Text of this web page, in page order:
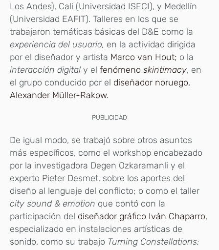
Los Andes), Cali (Universidad ISECI), y Medellín
(Universidad EAFIT). Talleres en los que se
trabajaron temáticas básicas del D&E como la
experiencia del usuario, en la actividad dirigida
por el diseñador y artista Marco van Hout; o la
interacción digital y el fenómeno skintimacy, en
el grupo conducido por el diseñador noruego,
Alexander Müller-Rakow.
PUBLICIDAD
De igual modo, se trabajó sobre otros asuntos
más específicos, como el workshop encabezado
por la investigadora Degen Ozkaramanli y el
experto Pieter Desmet, sobre los aportes del
diseño al lenguaje del conflicto; o como el taller
city sound & emotion que contó con la
participación del diseñador gráfico Iván Chaparro,
especializado en instalaciones artísticas de
sonido, como su trabajo Turning Constellations: